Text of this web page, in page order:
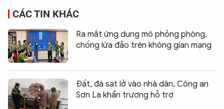
CÁC TIN KHÁC
Ra mắt ứng dụng mô phỏng phòng,
chống lừa đảo trên không gian mạng
Đất, đá sạt lở vào nhà dân, Công an
Sơn La khẩn trương hỗ trợ